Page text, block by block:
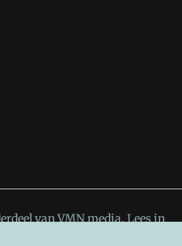
van VMN media. Lees in